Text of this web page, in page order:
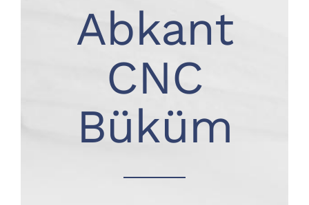
Abkant
CNC
Büküm